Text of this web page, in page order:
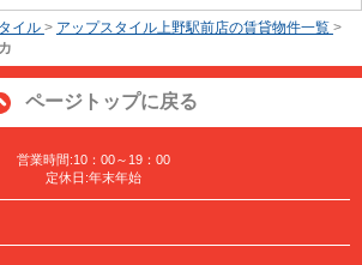
イル > アップスタイル上野駅前店の賃貸物件一覧 >
ページトップに戻る
営業時間:10：00～19：00
定休日:年末年始